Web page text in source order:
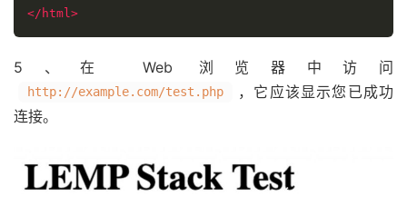
</html>
5、在 Web 浏览器中访问
http://example.com/test.php
，它应该显示您已成功
连接。